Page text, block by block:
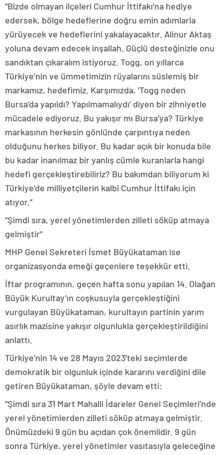
“Bizde olmayan ilçeleri Cumhur İttifakı’na hediye
edersek, bölge hedeflerine doğru emin adımlarla
yürüyecek ve hedeflerini yakalayacaktır. Alinur Aktaş
yoluna devam edecek inşallah. Güçlü desteğinizle onu
sandıktan çıkaralım istiyoruz. Togg, on yıllarca
Türkiye’nin ve ümmetimizin rüyalarını süslemiş bir
markamız, hedefimiz. Karşımızda, ‘Togg neden
Bursa’da yapıldı? Yapılmamalıydı’ diyen bir zihniyetle
mücadele ediyoruz. Bu yakışır mı Bursa’ya? Türkiye
markasının herkesin gönlünde çarpıntıya neden
olduğunu herkes biliyor. Bu kadar açık bir konuda bile
bu kadar inanılmaz bir yanlış cümle kuranlarla hangi
hedefi gerçekleştirebiliriz? Bu bakımdan biliyorum ki
Türkiye’de milliyetçilerin kalbi Cumhur İttifakı için
atıyor.”
“Şimdi sıra, yerel yönetimlerden zilleti söküp atmaya
gelmiştir”
MHP Genel Sekreteri İsmet Büyükataman ise
organizasyonda emeği geçenlere teşekkür etti.
İftar programının, geçen hafta sonu yapılan 14. Olağan
Büyük Kurultay’ın coşkusuyla gerçekleştiğini
vurgulayan Büyükataman, kurultayın partinin yarım
asırlık mazisine yakışır olgunlukla gerçekleştirildiğini
anlattı.
Türkiye’nin 14 ve 28 Mayıs 2023’teki seçimlerde
demokratik bir olgunluk içinde kararını verdiğini dile
getiren Büyükataman, şöyle devam etti:
“Şimdi sıra 31 Mart Mahalli İdareler Genel Seçimleri’nde
yerel yönetimlerden zilleti söküp atmaya gelmiştir.
Önümüzdeki 9 gün bu açıdan çok önemlidir. 9 gün
sonra Türkiye, yerel yönetimler vasıtasıyla geleceğine